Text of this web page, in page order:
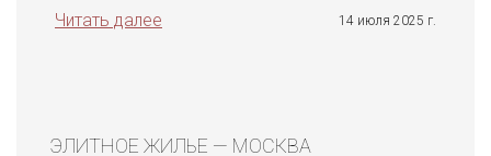
Читать далее
14 июля 2025 г.
ЭЛИТНОЕ ЖИЛЬЕ — МОСКВА